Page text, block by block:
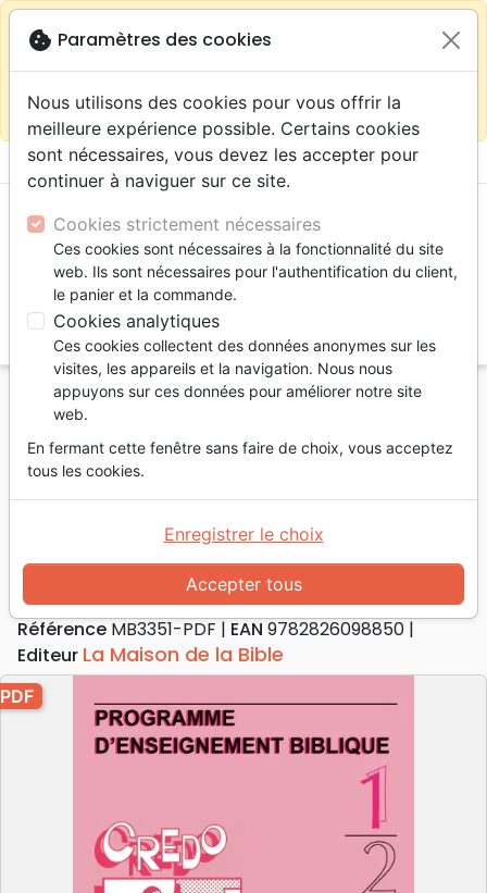
Continuer sur le site France close
warningSelon votre
localisation (États-
sur la boutique La Maison de la Bible Suisse
menu shopping_cart
Accueil Livres
Formation
[PDF]
Credo 1
Programme d'enseignement biblique
[PDF]
Collectif
Référence MB3351-PDF EAN 9782826098850
Editeur La Maison de la Bible
PDF
cookie Paramètres des cookies
Nous utilisons des cookies pour vous offrir la
meilleure expérience possible. Certains cookies
sont nécessaires, vous devez les accepter pour
continuer à naviguer sur ce site.
Cookies strictement nécessaires
Ces cookies sont nécessaires à la fonctionnalité du site
web. Ils sont nécessaires pour l'authentification du client,
le panier et la commande.
Cookies analytiques
Ces cookies collectent des données anonymes sur les
visites, les appareils et la navigation. Nous nous
appuyons sur ces données pour améliorer notre site
web.
En fermant cette fenêtre sans faire de choix, vous acceptez
tous les cookies.
Accepter tous
Enregistrer le choix